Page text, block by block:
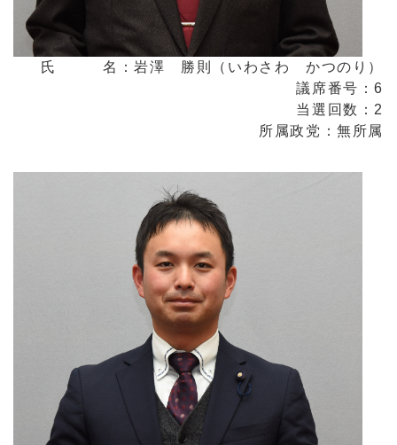
氏 名：岩澤 勝則（いわさわ かつのり）
議席番号：6
当選回数：2
所属政党：無所属